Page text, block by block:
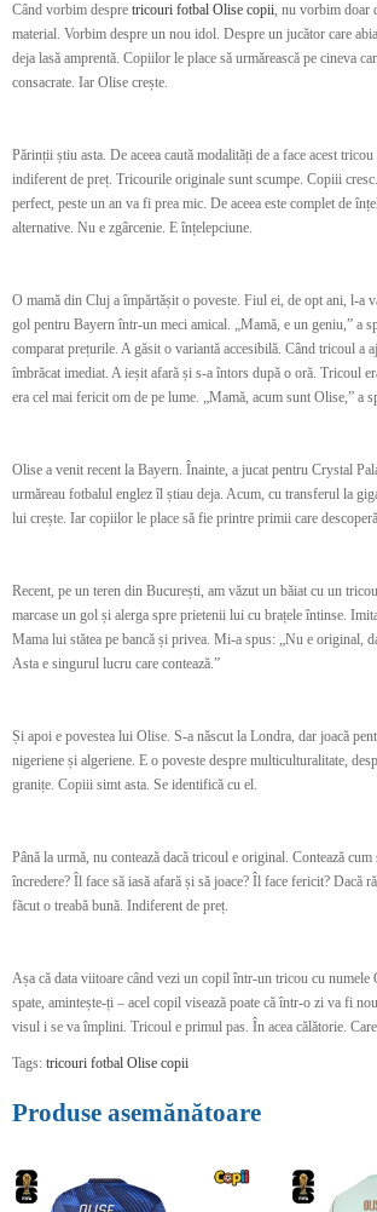
Când vorbim despre tricouri fotbal Olise copii, nu vorbim doar
material. Vorbim despre un nou idol. Despre un jucător care
deja lasă amprentă. Copiilor le place să urmărească pe cineva
consacrate. Iar Olise crește.
Părinții știu asta. De aceea caută modalități de a face acest
indiferent de preț. Tricourile originale sunt scumpe. Copiii
perfect, peste un an va fi prea mic. De aceea este complet de
alternative. Nu e zgârcenie. E înțelepciune.
O mamă din Cluj a împărtășit o poveste. Fiul ei, de opt ani, l-a
gol pentru Bayern într-un meci amical. „Mamă, e un geniu,” a
comparat prețurile. A găsit o variantă accesibilă. Când tricoul a
îmbrăcat imediat. A ieșit afară și s-a întors după o oră. Tricoul
era cel mai fericit om de pe lume. „Mamă, acum sunt Olise,” a
Olise a venit recent la Bayern. Înainte, a jucat pentru Crystal
urmăreau fotbalul englez îl știau deja. Acum, cu transferul la
lui crește. Iar copiilor le place să fie printre primii care
Recent, pe un teren din București, am văzut un băiat cu un
marcase un gol și alerga spre prietenii lui cu brațele întinse.
Mama lui stătea pe bancă și privea. Mi-a spus: „Nu e original,
Asta e singurul lucru care contează.”
Și apoi e povestea lui Olise. S-a născut la Londra, dar joacă
nigeriene și algeriene. E o poveste despre multiculturalitate,
granițe. Copiii simt asta. Se identifică cu el.
Până la urmă, nu contează dacă tricoul e original. Contează
încredere? Îl face să iasă afară și să joace? Îl face fericit? Dacă
făcut o treabă bună. Indiferent de preț.
Așa că data viitoare când vezi un copil într-un tricou cu numele
spate, amintește-ți – acel copil visează poate că într-o zi va fi
visul i se va împlini. Tricoul e primul pas. În acea călătorie.
Tags: tricouri fotbal Olise copii
Produse asemănătoare